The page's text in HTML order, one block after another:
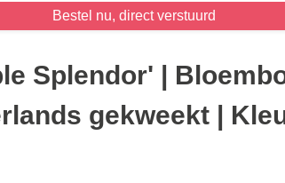
Bestel nu, direct verstuurd
Splendor' |
gekweekt |